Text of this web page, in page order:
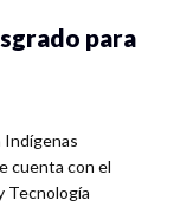
para
Indígenas
cuenta con el
Tecnología